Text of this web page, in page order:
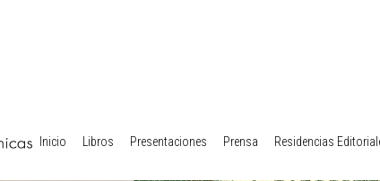
Inicio Libros Presentaciones Prensa Residencias